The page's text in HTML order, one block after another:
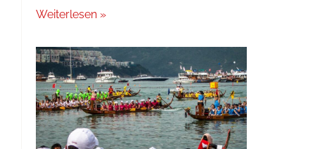
Weiterlesen »